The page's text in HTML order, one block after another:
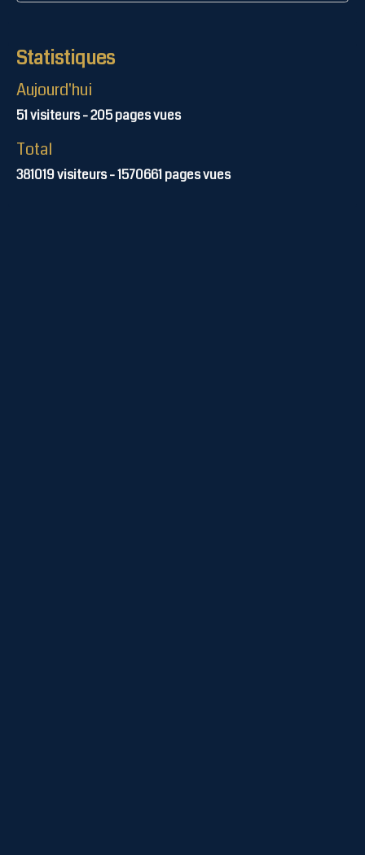
Statistiques
Aujourd'hui
51visiteurs -205pages vues
Total
381019visiteurs -1570661pages vues